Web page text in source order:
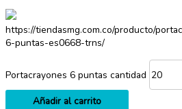
https://tiendasmg.com.co/producto/
6-puntas-es0668-trns/
Portacrayones 6 puntas cantidad
Añadir al carrito